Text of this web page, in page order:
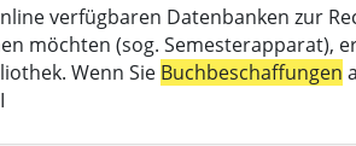
verfügbaren Datenbanken zur
möchten (sog. Semesterapparat),
Wenn Sie Buchbeschaffungen